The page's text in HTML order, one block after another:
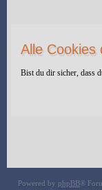
Alle Cookies
Bist du dir sicher, dass
Powered by phpBB®